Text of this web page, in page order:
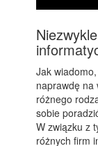
Jak
naprawdę na
różnego
sobie
W związku z
różnych firm